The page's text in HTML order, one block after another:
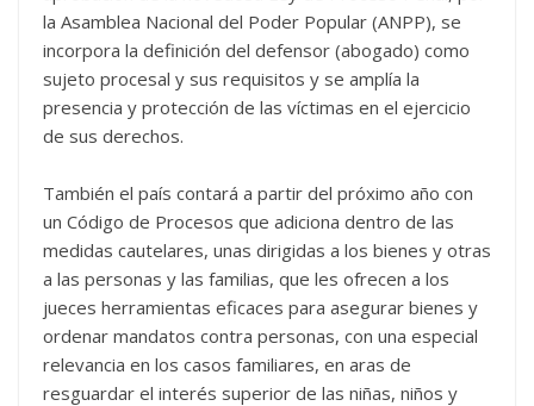
la Asamblea Nacional del Poder Popular (ANPP), se
incorpora la definición del defensor (abogado) como
sujeto procesal y sus requisitos y se amplía la
presencia y protección de las víctimas en el ejercicio
de sus derechos.
También el país contará a partir del próximo año con
un Código de Procesos que adiciona dentro de las
medidas cautelares, unas dirigidas a los bienes y otras
a las personas y las familias, que les ofrecen a los
jueces herramientas eficaces para asegurar bienes y
ordenar mandatos contra personas, con una especial
relevancia en los casos familiares, en aras de
resguardar el interés superior de las niñas, niños y